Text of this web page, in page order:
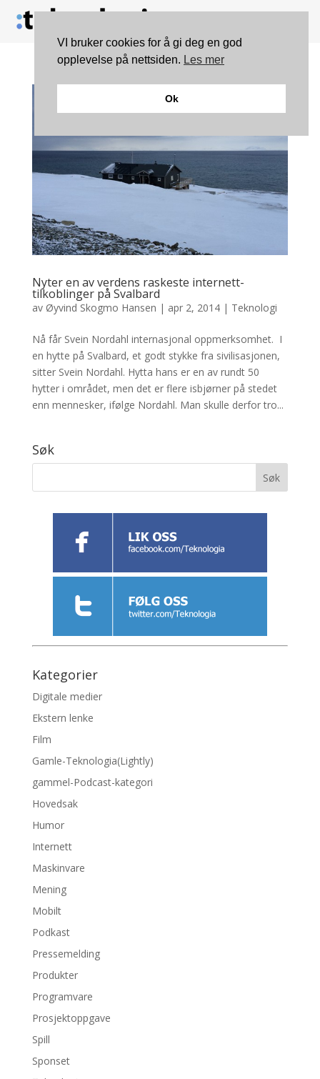
Nyter en av verdens raskeste internett-
tilkoblinger på Svalbard
av Øyvind Skogmo Hansen | apr 2, 2014| Teknologi
Nå får Svein Nordahl internasjonal oppmerksomhet. I
en hytte på Svalbard, et godt stykke fra sivilisasjonen,
sitter Svein Nordahl. Hytta hans er en av rundt 50
hytter i området, men det er flere isbjørner på stedet
enn mennesker, ifølge Nordahl. Man skulle derfor tro...
Søk
Kategorier
Digitale medier
Ekstern lenke
Film
Gamle-Teknologia(Lightly)
gammel-Podcast-kategori
Hovedsak
Humor
Internett
Maskinvare
Mening
Mobilt
Podkast
Pressemelding
Produkter
Programvare
Prosjektoppgave
Spill
Sponset
VI bruker cookies for å gi deg en god
opplevelse på nettsiden. Les mer
Ok